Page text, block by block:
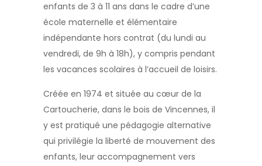
enfants de 3 à 11 ans dans le cadre d’une
école maternelle et élémentaire
indépendante hors contrat (du lundi au
vendredi, de 9h à 18h), y compris pendant
les vacances scolaires à l’accueil de loisirs.
Créée en 1974 et située au cœur de la
Cartoucherie, dans le bois de Vincennes, il
y est pratiqué une pédagogie alternative
qui privilégie la liberté de mouvement des
enfants, leur accompagnement vers